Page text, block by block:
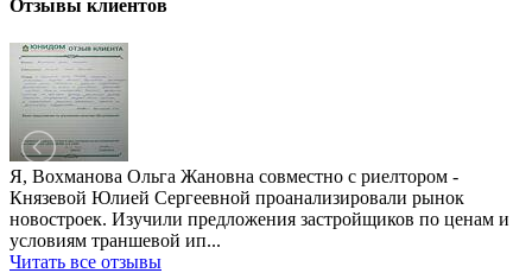
Отзывы клиентов
Я, Вохманова Ольга Жановна совместно с риелтором -
Князевой Юлией Сергеевной проанализировали рынок
новостроек. Изучили предложения застройщиков по ценам и
условиям траншевой ип...
Читать все отзывы